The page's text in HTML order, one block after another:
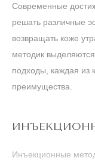
Современные
решать различные
возвращать коже
методик
подходы, каждая из
преимущества.
Инъекционные